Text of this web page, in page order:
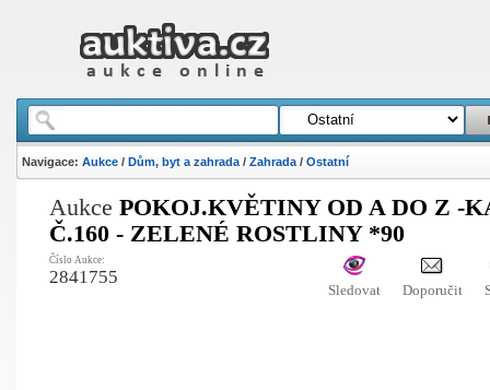
Navigace: Aukce/ Dům, byt a zahrada/ Zahrada/ Ostatní
Aukce POKOJ.KVĚTINY OD A DO Z -
Č.160 - ZELENÉ ROSTLINY *90
Číslo Aukce:
2841755
Sledovat Doporučit